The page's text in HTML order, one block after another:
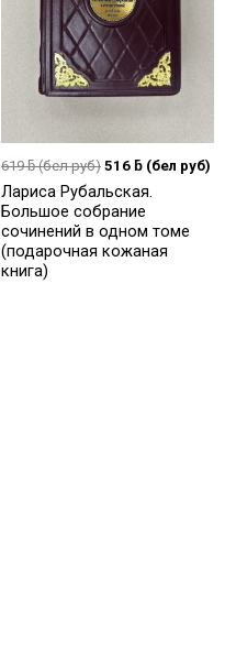
619ƃ(бел руб) 516 ƃ (бел руб)
Лариса Рубальская.
Большое собрание
сочинений в одном томе
(подарочная кожаная
книга)